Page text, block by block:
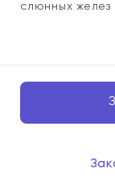
слюнных желез